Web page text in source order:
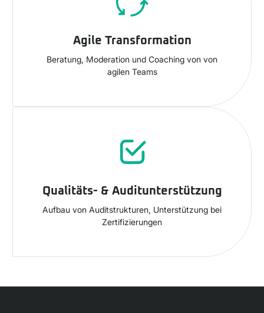
Agile Transformation
Beratung, Moderation und Coaching von von
agilen Teams
Qualitäts- & Auditunterstützung
Aufbau von Auditstrukturen, Unterstützung bei
Zertifizierungen